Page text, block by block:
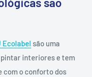
Ecolabel são uma
interiores e tem
com o conforto dos